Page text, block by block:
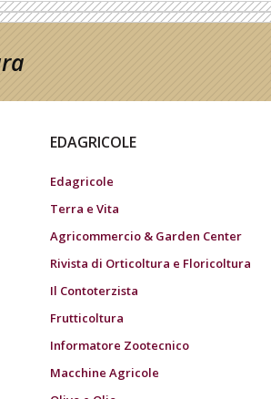
EDAGRICOLE
Edagricole
Terra e Vita
Agricommercio & Garden Center
Rivista di Orticoltura e Floricoltura
Il Contoterzista
Frutticoltura
Informatore Zootecnico
Macchine Agricole